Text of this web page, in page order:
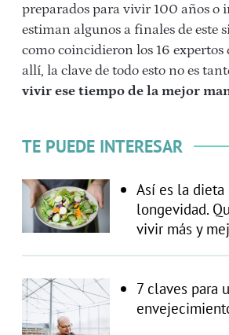
preparados para vivir 100 años o
estiman algunos a finales de este
como coincidieron los 16 expertos
allí, la clave de todo esto no es
vivir ese tiempo de la mejor
TE PUEDE INTERESAR
Así es la dieta
longevidad.
vivir más y
7 claves para